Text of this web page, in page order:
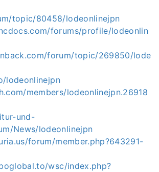
topic/80458/lodeonlinejpn
forums/profile/lodeonlin
forum/topic/269850/lode
lodeonlinejpn
members/lodeonlinejpn.26918
und-
News/lodeonlinejpn
forum/member.php?643291-
wsc/index.php?